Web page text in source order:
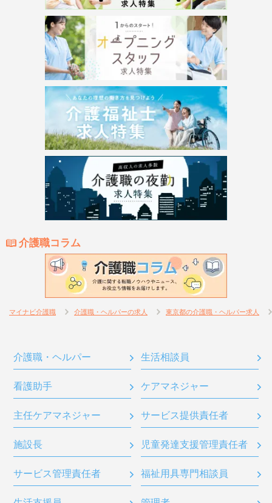
介護職コラム
マイナビ介護職 介護職・ヘルパーの求人 東京都の介護職・ヘルパー求人
介護職・ヘルパー 生活相談員
看護助手 ケアマネジャー
主任ケアマネジャー サービス提供責任者
施設長 児童発達支援管理責任者
サービス管理責任者 福祉用具専門相談員